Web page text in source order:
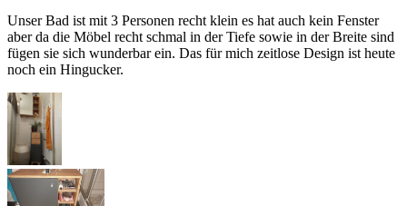
Unser Bad ist mit 3 Personen recht klein es hat auch kein Fenster
aber da die Möbel recht schmal in der Tiefe sowie in der Breite sind
fügen sie sich wunderbar ein. Das für mich zeitlose Design ist heute
noch ein Hingucker.